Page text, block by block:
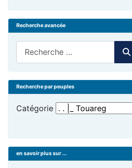
Recherche avancée
Recherche par peuples
Catégorie
en savoir plus sur ...